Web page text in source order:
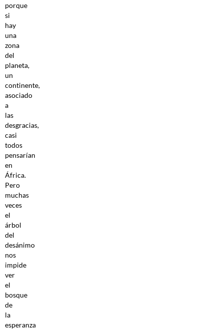
porque
si
hay
una
zona
del
planeta,
un
continente,
asociado
a
las
desgracias,
casi
todos
pensarían
en
África.
Pero
muchas
veces
el
árbol
del
desánimo
nos
impide
ver
el
bosque
de
la
esperanza